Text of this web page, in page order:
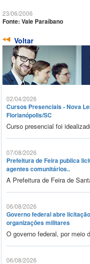
23/06/2006
Fonte: Vale Paraíbano
Voltar
02/04/2026
Cursos Presenciais - Nova
Florianópolis/SC
Curso presencial foi
07/08/2026
Prefeitura de Feira publica
agentes comunitários..
A Prefeitura de Feira de
06/08/2026
Governo federal abre
organizações militares
O governo federal, por meio
06/08/2026